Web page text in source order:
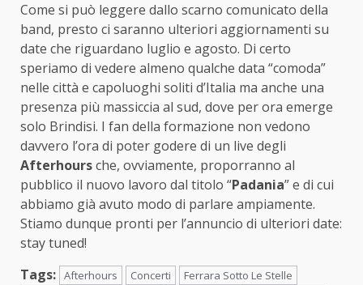
Come si può leggere dallo scarno comunicato della
band, presto ci saranno ulteriori aggiornamenti su
date che riguardano luglio e agosto. Di certo
speriamo di vedere almeno qualche data “comoda”
nelle città e capoluoghi soliti d’Italia ma anche una
presenza più massiccia al sud, dove per ora emerge
solo Brindisi. I fan della formazione non vedono
davvero l’ora di poter godere di un live degli
Afterhoursche, ovviamente, proporranno al
pubblico il nuovo lavoro dal titolo “Padania” e di cui
abbiamo già avuto modo di parlare ampiamente.
Stiamo dunque pronti per l’annuncio di ulteriori date:
stay tuned!
Tags: Afterhours Concerti
Ferrara Sotto Le Stelle